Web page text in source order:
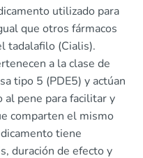
utilizado para
que otros fármacos
tadalafilo (Cialis).
a la clase de
tipo 5 (PDE5) y actúan
pene para facilitar y
comparten el mismo
tiene
duración de efecto y